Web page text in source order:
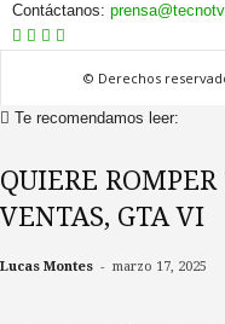
Contáctanos:
© Derechos
Te recomendamos leer:
QUIERE ROMPER
VENTAS, GTA VI
Lucas Montes - marzo 17, 2025